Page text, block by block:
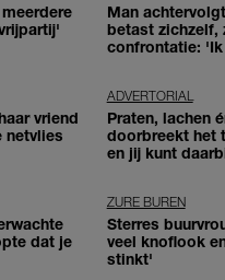
Man
betast zichzelf,
confrontatie:
vriend
netvlies
ADVERTORIAL
Praten, lachen
doorbreekt het
en jij kunt
dat je
ZURE BUREN
Sterres
veel knoflook
stinkt'